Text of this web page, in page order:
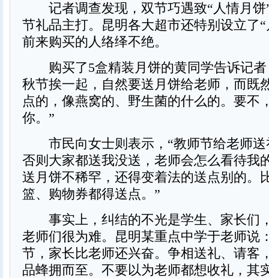
记者调查发现，双节巧遇致“人情月饼
节礼品主打。昆明各大超市还特别设立了
前来购买的人络绎不绝。
购买了5盒精装月饼的黄同学告诉记者
秋节挨一起，自然要送月饼给老师，而既
点的，像燕窝的、野生菌的什么的。要不
你。”
市民向女士则表示，“教师节给老师送
否则大家都送我没送，老师会怎么看待我
送月饼不稀罕，还得变着法的送点别的。
篮、购物券都得送点。”
事实上，纠结的不光是学生、家长们
老师们很为难。昆明某重点中学于老师说
节，家长比老师还兴奋。争相送礼、请客
品蜂拥而至。不要以为老师都想收礼，其